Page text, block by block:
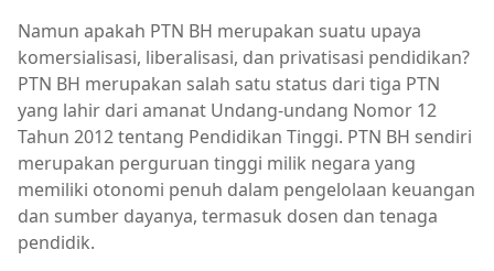
Namun apakah PTN BH merupakan suatu upaya
komersialisasi, liberalisasi, dan privatisasi pendidikan?
PTN BH merupakan salah satu status dari tiga PTN
yang lahir dari amanat Undang-undang Nomor 12
Tahun 2012 tentang Pendidikan Tinggi. PTN BH sendiri
merupakan perguruan tinggi milik negara yang
memiliki otonomi penuh dalam pengelolaan keuangan
dan sumber dayanya, termasuk dosen dan tenaga
pendidik.